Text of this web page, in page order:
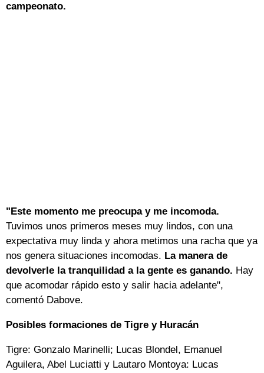
campeonato.
"Este momento me preocupa y me incomoda.
Tuvimos unos primeros meses muy lindos, con una
expectativa muy linda y ahora metimos una racha que ya
nos genera situaciones incomodas. La manera de
devolverle la tranquilidad a la gente es ganando. Hay
que acomodar rápido esto y salir hacia adelante",
comentó Dabove.
Posibles formaciones de Tigre y Huracán
Tigre: Gonzalo Marinelli; Lucas Blondel, Emanuel
Aguilera, Abel Luciatti y Lautaro Montoya: Lucas